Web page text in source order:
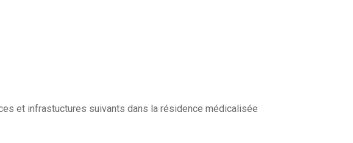
et infrastuctures suivants dans la résidence médicalisée